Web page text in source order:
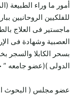
أمور ما وراء الطبيعة
للفلكيين الروحانيين
ماجستير فى العلاج
العصبية وشهادة فى
بسحر الكابلا والسجر
الدولى )(عضو جامعه ”
عضو مجلس ( البحوث